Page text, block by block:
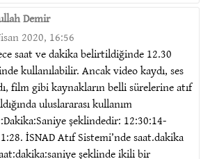
Demir
2020, 16:56
saat ve dakika belirtildiğinde 12.30
kullanılabilir. Ancak video kaydı, ses
film gibi kaynakların belli sürelerine atıf
uluslararası kullanım
şeklindedir: 12:30:14-
İSNAD Atıf Sistemi’nde saat.dakika
şeklinde ikili bir